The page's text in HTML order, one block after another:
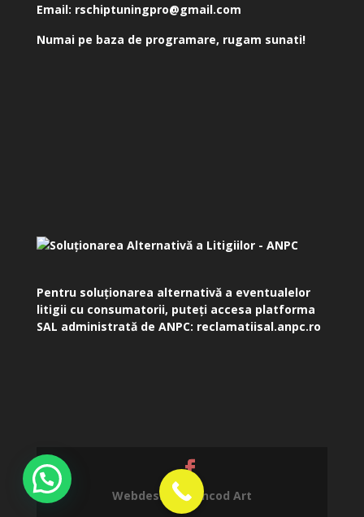
Email: rschiptuningpro@gmail.com
Numai pe baza de programare, rugam sunati!
Pentru soluționarea alternativă a eventualelor
litigii cu consumatorii, puteți accesa platforma
SAL administrată de ANPC: reclamatiisal.anpc.ro
Webdesign by Incod Art